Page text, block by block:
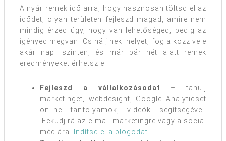
A nyár remek idő arra, hogy hasznosan töltsd el az
idődet, olyan területen fejleszd magad, amire nem
mindig érzed úgy, hogy van lehetőséged, pedig az
igényed megvan. Csinálj neki helyet, foglalkozz vele
akár napi szinten, és már pár hét alatt remek
eredményeket érhetsz el!
Fejleszd a vállalkozásodat – tanulj
marketinget, webdesignt, Google Analyticset
online tanfolyamok, videók segítségével.
Feküdj rá az e-mail marketingre vagy a social
médiára.
Indítsd el a blogodat.